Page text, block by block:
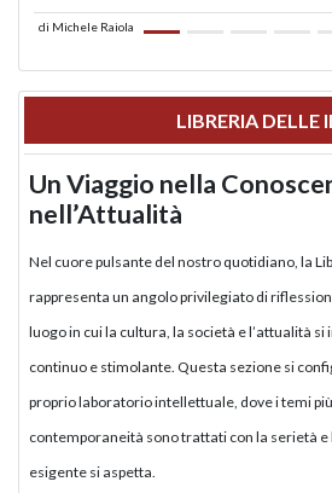
di Michele Raiola
LIBRERIA DELLE
Un Viaggio nella
nell’Attualità
Nel cuore pulsante del nostro quotidiano, la
rappresenta un angolo privilegiato di
luogo in cui la cultura, la società e l’attualità
continuo e stimolante. Questa sezione si
proprio laboratorio intellettuale, dove i temi
contemporaneità sono trattati con la serietà
esigente si aspetta.